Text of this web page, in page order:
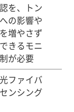
を、トン
の影響や
増やさず
きるモニ
が必要
ファイバ
ンシング